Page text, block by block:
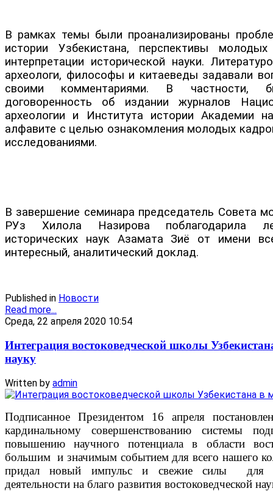
В рамках темы были проанализированы
истории Узбекистана, перспективы
интерпретации исторической науки.
археологи, философы и китаеведы задавали
своими комментариями. В частности,
договоренность об издании журналов
археологии и Института истории Академии
алфавите с целью ознакомления молодых
исследованиями.
В завершение семинара председатель Совета
РУз Хилола Назирова поблагодарила
исторических наук Азамата Зиё от имени
интересный, аналитический доклад.
Published in Новости
Read more...
Среда, 22 апреля 2020 10:54
Интеграция востоковедческой школы
науку
Written by admin
Подписанное Президентом 16 апреля
кардинальному совершенствованию системы
повышению научного потенциала в области
большим и значимым событием для всего нашего
придал новый импульс и свежие силы для
деятельности на благо развития востоковедческой